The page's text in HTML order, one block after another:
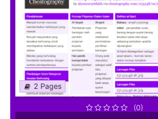
2 Pages
(0)